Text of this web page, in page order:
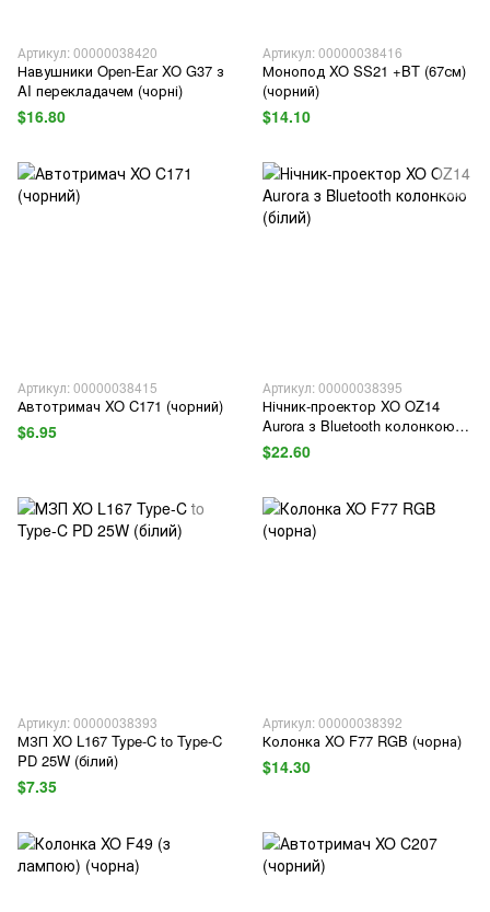
Артикул: 00000038420
Навушники Open-Ear XO G37 з
AI перекладачем (чорні)
$16.80
Артикул: 00000038416
Монопод XO SS21 +BT (67см)
(чорний)
$14.10
Артикул: 00000038415
Автотримач XO C171 (чорний)
$6.95
Артикул: 00000038395
Нічник-проектор XO OZ14
Aurora з Bluetooth колонкою
(білий)
$22.60
Артикул: 00000038393
МЗП XO L167 Type-C to Type-C
PD 25W (білий)
$7.35
Артикул: 00000038392
Колонка XO F77 RGB (чорна)
$14.30